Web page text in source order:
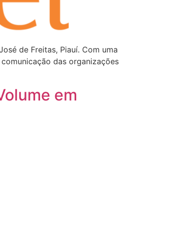
de Freitas, Piauí. Com uma
das organizações
em